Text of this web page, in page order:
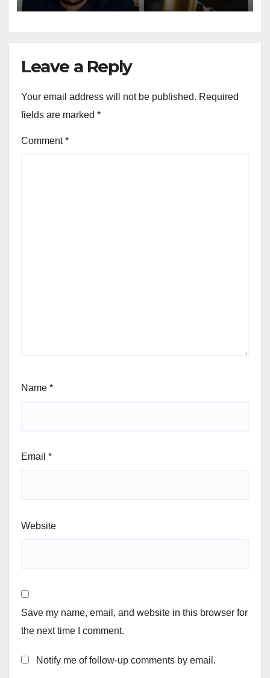
Leave a Reply
Your email address will not be published. Required
fields are marked *
Comment*
Name *
Email *
Website
Save my name, email, and website in this browser for
the next time I comment.
Notify me of follow-up comments by email.